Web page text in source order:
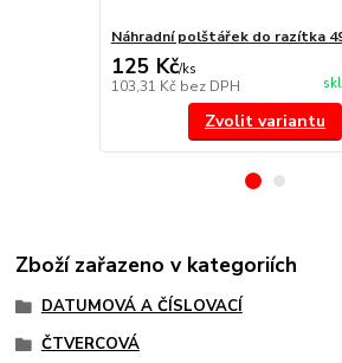
Náhradní polštářek do razítka
125 Kč/ks
103,31 Kč bez DPH
Zvolit variantu
Zboží zařazeno v kategoriích
DATUMOVÁ A ČÍSLOVACÍ
ČTVERCOVÁ